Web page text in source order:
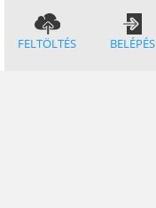
FELTÖLTÉS BELÉPÉS